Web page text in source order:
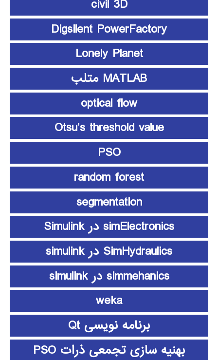
civil 3D
Digsilent PowerFactory
Lonely Planet
MATLAB متلب
optical flow
Otsu’s threshold value
PSO
random forest
segmentation
simElectronics در Simulink
SimHydraulics در simulink
simmehanics در simulink
weka
برنامه نویسی Qt
بهنیه سازی تجمعی ذرات PSO